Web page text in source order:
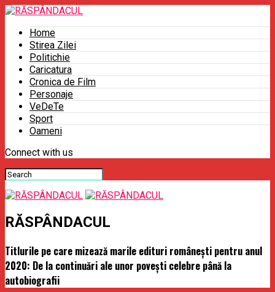
Home
Stirea Zilei
Politichie
Caricatura
Cronica de Film
Personaje
VeDeTe
Sport
Oameni
Connect with us
RĂSPÂNDACUL
Titlurile pe care mizează marile edituri româneşti pentru anul
2020: De la continuări ale unor poveşti celebre până la
autobiografii